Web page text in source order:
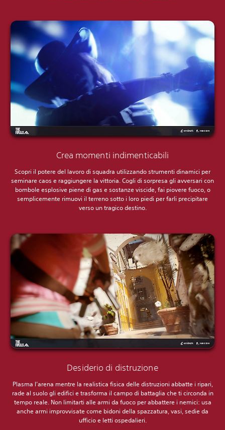
Crea momenti indimenticabili
Scopri il potere del lavoro di squadra utilizzando strumenti dinamici per
seminare caos e raggiungere la vittoria. Cogli di sorpresa gli avversari con
bombole esplosive piene di gas e sostanze viscide, fai piovere fuoco, o
semplicemente rimuovi il terreno sotto i loro piedi per farli precipitare
verso un tragico destino.
Desiderio di distruzione
Plasma l’arena mentre la realistica fisica delle distruzioni abbatte i ripari,
rade al suolo gli edifici e trasforma il campo di battaglia che ti circonda in
tempo reale. Non limitarti alle armi da fuoco per abbattere i nemici: usa
anche armi improvvisate come bidoni della spazzatura, vasi, sedie da
ufficio e letti ospedalieri.